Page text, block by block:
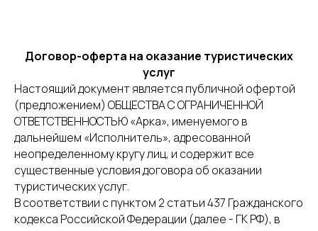
Договор-оферта на оказание туристических
услуг
Настоящий документ является публичной офертой
(предложением) ОБЩЕСТВА С ОГРАНИЧЕННОЙ
ОТВЕТСТВЕННОСТЬЮ «Арка», именуемого в
дальнейшем «Исполнитель», адресованной
неопределенному кругу лиц, и содержит все
существенные условия договора об оказании
туристических услуг.
В соответствии с пунктом 2 статьи 437 Гражданского
кодекса Российской Федерации (далее - ГК РФ), в